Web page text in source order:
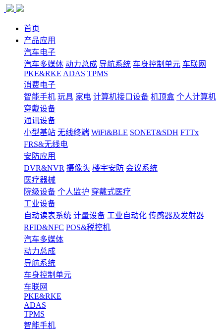
首页
产品应用
汽车电子
汽车多媒体 动力总成 导航系统 车身控制单元 车联网
PKE&RKE ADAS TPMS
消费电子
智能手机 玩具 家电 计算机接口设备 机顶盒 个人计算机
穿戴设备
通讯设备
小型基站 无线终端 WiFi&BLE SONET&SDH FTTx
FRS&无线电
安防应用
DVR&NVR 摄像头 楼宇安防 会议系统
医疗器械
院级设备 个人监护 穿戴式医疗
工业设备
自动读表系统 计量设备 工业自动化 传感器及发射器
RFID&NFC POS&税控机
汽车多媒体
动力总成
导航系统
车身控制单元
车联网
PKE&RKE
ADAS
TPMS
智能手机